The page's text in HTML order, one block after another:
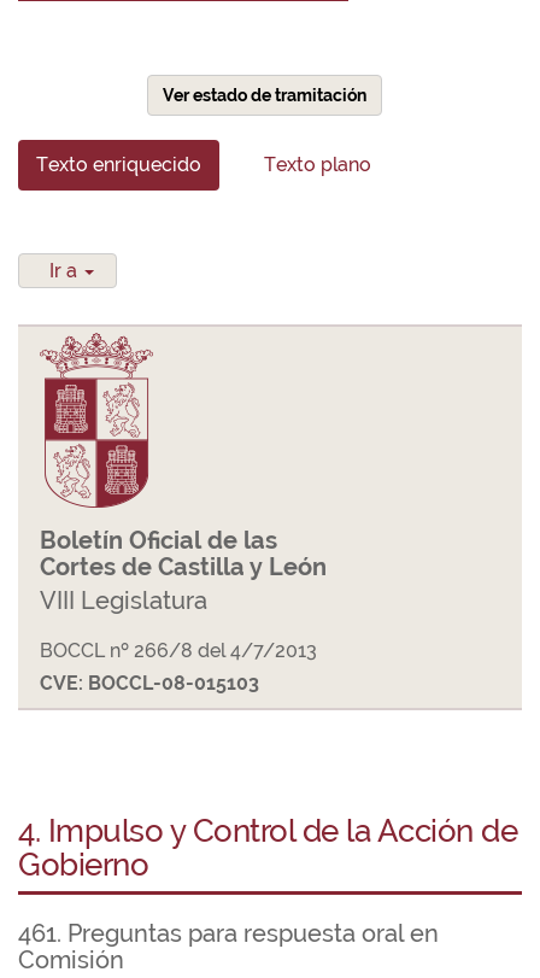
Ver estado de tramitación
Texto enriquecido Texto plano
Ir a
Boletín Oficial de las
Cortes de Castilla y León
VIII Legislatura
BOCCL nº 266/8 del 4/7/2013
CVE: BOCCL-08-015103
4. Impulso y Control de la Acción de
Gobierno
461. Preguntas para respuesta oral en
Comisión